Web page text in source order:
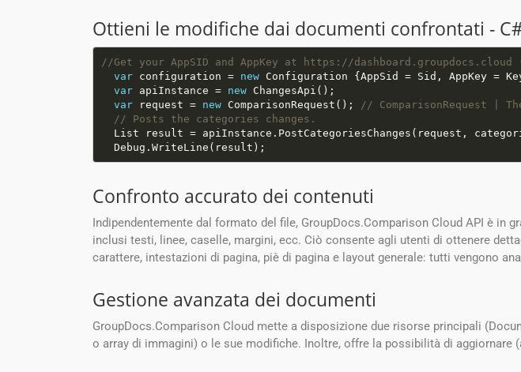
Ottieni le modifiche dai documenti confrontati -
//Get your AppSID and AppKey at https://
var configuration = new
var apiInstance = new
var request = new ComparisonRequest();
// ComparisonRequest |
// Posts the categories changes.
Confronto accurato dei contenuti
Indipendentemente dal formato del file, GroupDocs.Comparison Cloud API è
inclusi testi, linee, caselle, margini, ecc. Ciò consente agli utenti di ottenere
carattere, intestazioni di pagina, piè di pagina e layout generale: tutti vengono
Gestione avanzata dei documenti
GroupDocs.Comparison Cloud mette a disposizione due risorse principali
o array di immagini) o le sue modifiche. Inoltre, offre la possibilità di aggiornare